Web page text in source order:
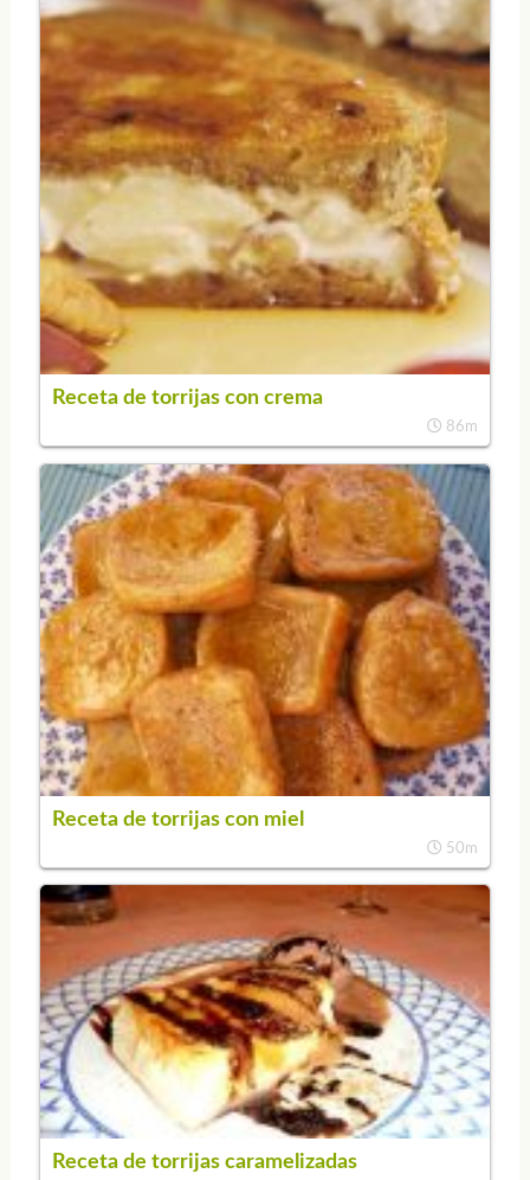
Receta de torrijas con crema
86m
Receta de torrijas con miel
50m
Receta de torrijas caramelizadas